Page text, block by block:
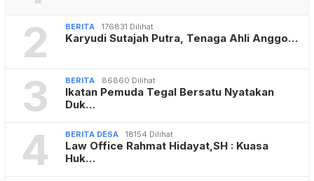
2 BERITA 176831 Dilihat
Karyudi Sutajah Putra, Tenaga Ahli Anggo…
3 BERITA 86860 Dilihat
Ikatan Pemuda Tegal Bersatu Nyatakan
Duk…
4 BERITA DESA 18154 Dilihat
Law Office Rahmat Hidayat,SH : Kuasa
Huk…